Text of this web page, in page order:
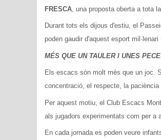
FRESCA , una proposta oberta a tota
Durant tots els dijous d'estiu, el
poden gaudir d'aquest esport
MÉS QUE UN TAULER I UNES
Els escacs són molt més que un joc.
concentració, el respecte, la
Per aquest motiu, el Club Escacs
als jugadors experimentats com per a
En cada jornada es poden veure